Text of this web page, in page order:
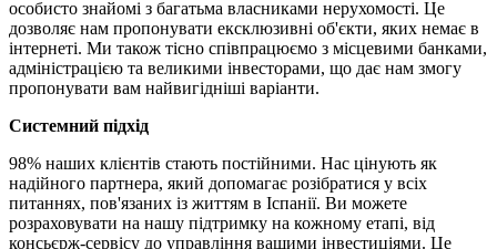
особисто знайомі з багатьма власниками нерухомості. Це
дозволяє нам пропонувати ексклюзивні об'єкти, яких немає в
інтернеті. Ми також тісно співпрацюємо з місцевими банками,
адміністрацією та великими інвесторами, що дає нам змогу
пропонувати вам найвигідніші варіанти.
Системний підхід
98% наших клієнтів стають постійними. Нас цінують як
надійного партнера, який допомагає розібратися у всіх
питаннях, пов'язаних із життям в Іспанії. Ви можете
розраховувати на нашу підтримку на кожному етапі, від
консьєрж-сервісу до управління вашими інвестиціями. Це